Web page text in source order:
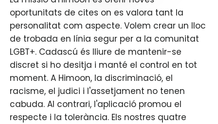
oportunitats de cites on es valora tant la
personalitat com aspecte. Volem crear un lloc
de trobada en línia segur per a la comunitat
LGBT+. Cadascú és lliure de mantenir-se
discret si ho desitja i manté el control en tot
moment. A Himoon, la discriminació, el
racisme, el judici i l'assetjament no tenen
cabuda. Al contrari, l'aplicació promou el
respecte i la tolerància. Els nostres quatre